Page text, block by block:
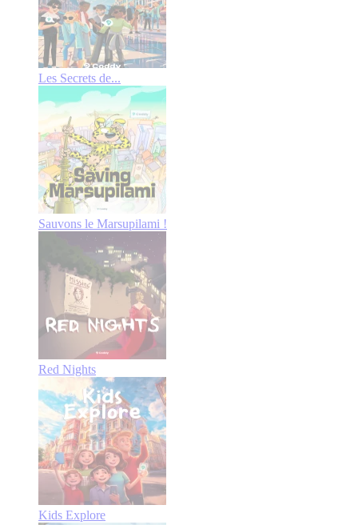
Les Secrets de...
Sauvons le Marsupilami !
Red Nights
Kids Explore